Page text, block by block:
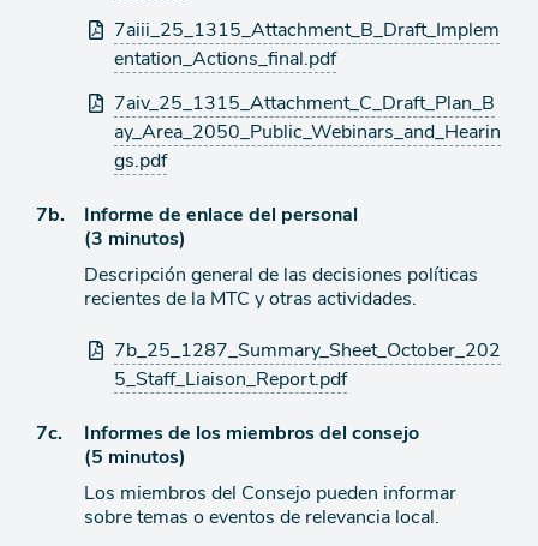
7aiii_25_1315_Attachment_B_Draft_Implem
entation_Actions_final.pdf
7aiv_25_1315_Attachment_C_Draft_Plan_B
ay_Area_2050_Public_Webinars_and_Hearin
gs.pdf
Ítem
agenda
7b.
Informe de enlace del personal
(3 minutos)
Descripción general de las decisiones políticas
recientes de la MTC y otras actividades.
Archivos
adjuntos
7b_25_1287_Summary_Sheet_October_202
5_Staff_Liaison_Report.pdf
Ítem
agenda
7c.
Informes de los miembros del consejo
(5 minutos)
Los miembros del Consejo pueden informar
sobre temas o eventos de relevancia local.